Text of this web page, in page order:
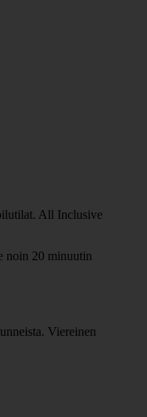
All Inclusive
noin 20 minuutin
Viereinen